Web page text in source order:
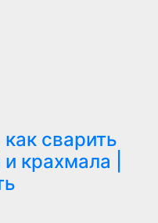
сварить
крахмала |